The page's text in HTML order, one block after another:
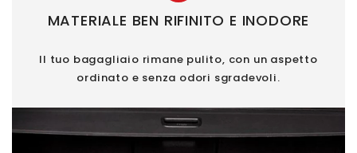
MATERIALE BEN RIFINITO E INODORE
Il tuo bagagliaio rimane pulito, con un aspetto
ordinato e senza odori sgradevoli.